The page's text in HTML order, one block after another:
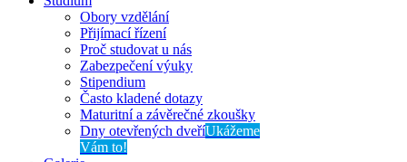
Obory vzdělání
Přijímací řízení
Proč studovat u nás
Zabezpečení výuky
Stipendium
Často kladené dotazy
Maturitní a závěrečné zkoušky
Dny otevřených dveříUkážeme
Vám to!